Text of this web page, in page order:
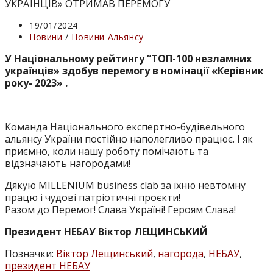
Запис
опубліковано:
19/01/2024
Категорія
Новини / Новини Альянсу
У Національному рейтингу “ТОП-100 незламних
українців» здобув перемогу в номінації «Керівник
року- 2023» .
Команда Національного експертно-будівельного
альянсу України постійно наполегливо працює. І як
приємно, коли нашу роботу помічають та
відзначають нагородами!
Дякую MILLENIUM business clab за їхню невтомну
працю і чудові патріотичні проєкти!
Разом до Перемог! Слава Україні! Героям Слава!
Президент НЕБАУ Віктор ЛЕЩИНСЬКИЙ
Позначки: Віктор Лещинський, нагорода, НЕБАУ,
президент НЕБАУ